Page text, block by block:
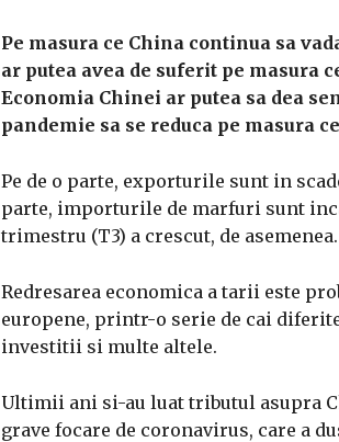
Pe masura ce China continua sa
ar putea avea de suferit pe
Economia Chinei ar putea sa dea
pandemie sa se reduca pe masura
Pe de o parte, exporturile sunt in
parte, importurile de marfuri sunt
trimestru (T3) a crescut, de asemenea.
Redresarea economica a tarii este
europene, printr-o serie de cai
investitii si multe altele.
Ultimii ani si-au luat tributul asupra
grave focare de coronavirus, care a